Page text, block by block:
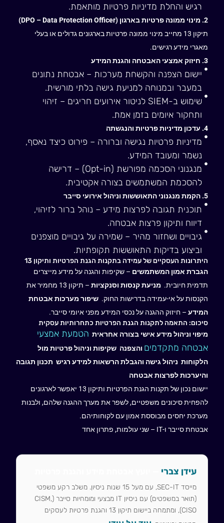
רגיש והחלת מדיניות פרטיות מותאמת.
2. מינוי ממונה פרטיות בארגון (DPO – Data Protection Officer)
תיקון 13 מחייב מינוי ממונה פרטיות בארגונים גדולים או בעלי
מאגרי מידע רגישים.
3. חיזוק אמצעי האבטחה והגנת המידע
יישום הצפנה והקשחת מערכות – אבטחת נתונים
במעבר ובמנוחה למניעת גישה בלתי מורשית.
שימוש ב-SIEM לניטור אירועים חריגים – זיהוי
ותחקור איומים בזמן אמת.
4. עדכון מדיניות פרטיות והנגשתה
מדיניות פרטיות נגישה וברורה – פירוט כיצד נאסף,
נשמר ומעובד המידע.
מנגנוני הסכמה מפורשת (Opt-in) – דרישה
להסכמת המשתמשים בצורה אקטיבית.
5. הקמת מנגנוני התאוששות וניהול אירועי סייבר
תוכנית תגובה לפרצות מידע – נוהל ברור לזיהוי,
דיווח ותיקון פרצות אבטחה.
גיבויים ושחזור מהיר – שמירה על גיבויים מוצפנים
וביצוע בדיקות התאוששות תקופתיות.
היתרונות העסקיים של עמידה בתקנות הגנת הפרטיות ותיקון 13
הגברת אמון המשתמשים – שקיפות והגנה על מידע מייצרים
תדמית חיובית. מניעת קנסות וסנקציות
– תיקון 13 מחמיר את
הקנסות על אי-עמידה בדרישות החוק. שיפור מערכות אבטחת
המידע– חיזוק ההגנה על נכסי המידע מפני איומי סייבר.
סיכום: התאמה לתקנות הגנת הפרטיות כתחרותיות עסקית
מיפוי וניהול מידע אישי בצורה אחראית הטמעת אמצעי
אבטחה מתקדמים והצפנה שקיפות וניהול פרטיות מול
הלקוחות ניהול גישה והגבלת הרשאות למידע רגיש תכנון תגובה
והיערכות לפרצות אבטחה
יישום נכון של תקנות הגנת הפרטיות ותיקון 13 יאפשר לארגונים
להפחית סיכונים משפטיים, לשפר את מערך ההגנה שלהם, ולבנות
מערכת יחסים מבוססת אמון עם לקוחותיהם.
אבטחת סייבר ו-IT – שני עולמות, פתרון אחד
עידן צברי
מייסד SEC-IT, עם מעל 15 שנות ניסיון. משלב רקע משפטי
(תואר במשפטים) עם ניסיון IT מבצעי ומומחיות סייבר (CISM,
CISO), ומתמחה ביישום תיקון 13 והגנת פרטיות לעסקים